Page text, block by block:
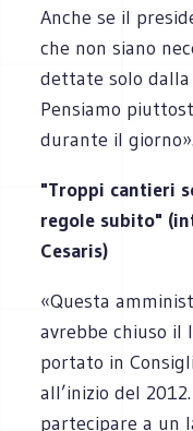
Anche se il
che non siano
dettate solo
Pensiamo
durante il giorno».
"Troppi cantieri
regole subito"
Cesaris)
«Questa
avrebbe chiuso il
portato in
all’inizio del
partecipare a un